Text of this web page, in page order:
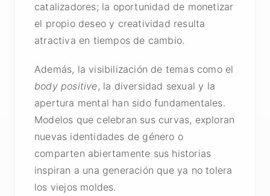
catalizadores; la oportunidad de monetizar
el propio deseo y creatividad resulta
atractiva en tiempos de cambio.
Además, la visibilización de temas como el
body positive, la diversidad sexual y la
apertura mental han sido fundamentales.
Modelos que celebran sus curvas, exploran
nuevas identidades de género o
comparten abiertamente sus historias
inspiran a una generación que ya no tolera
los viejos moldes.